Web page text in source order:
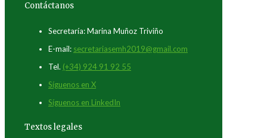
Contáctanos
Secretaría: Marina Muñoz Triviño
E-mail: secretariasemh2019@gmail.com
Tel. (+34) 924 91 92 55
Síguenos en X
Síguenos en LinkedIn
Textos legales